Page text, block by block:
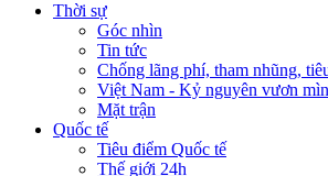
Thời sự
Góc nhìn
Tin tức
Chống lãng phí, tham nhũng,
Việt Nam - Kỷ nguyên vươn
Mặt trận
Quốc tế
Tiêu điểm Quốc tế
Thế giới 24h